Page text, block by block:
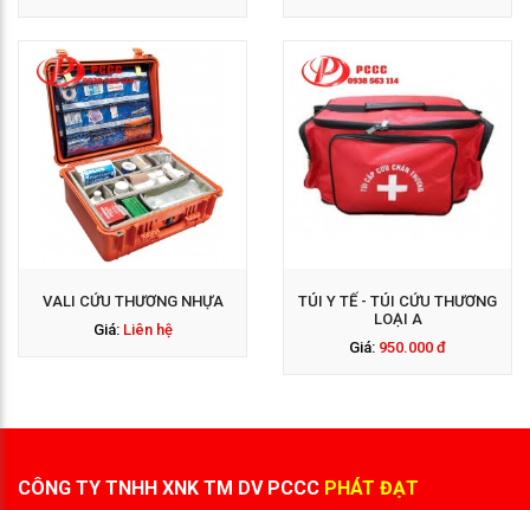
VALI CỨU THƯƠNG NHỰA
Giá: Liên hệ
GỌI NGAY: 0938 563
114
TÚI Y TẾ - TÚI CỨU THƯƠNG
LOẠI A
Giá: 950.000 đ
CÔNG TY TNHH XNK TM DV PCCC PHÁT ĐẠT